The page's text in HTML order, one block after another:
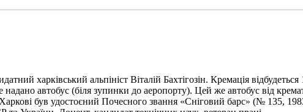
харківський альпініст Віталій Бахтігозін. Кремація
автобус (біля зупинки до аеропорту). Цей же автобус від
був удостоєний Почесного звання «Сніговий барс» (№ 135,